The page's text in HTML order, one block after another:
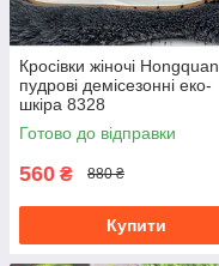
Кросівки жіночі Hongquan
пудрові демісезонні еко-
шкіра 8328
Готово до відправки
560 ₴ 880 ₴
Купити